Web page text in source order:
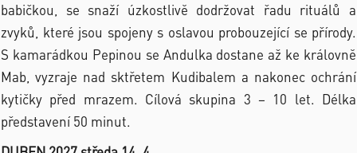
babičkou, se snaží úzkostlivě dodržovat řadu rituálů a
zvyků, které jsou spojeny s oslavou probouzející se přírody.
S kamarádkou Pepinou se Andulka dostane až ke královně
Mab, vyzraje nad sktřetem Kudibalem a nakonec ochrání
kytičky před mrazem. Cílová skupina 3 – 10 let. Délka
představení 50 minut.